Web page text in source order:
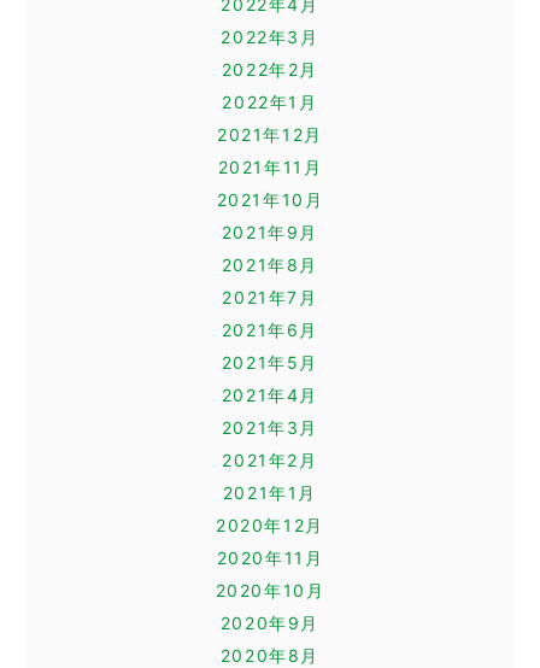
2022年4月
2022年3月
2022年2月
2022年1月
2021年12月
2021年11月
2021年10月
2021年9月
2021年8月
2021年7月
2021年6月
2021年5月
2021年4月
2021年3月
2021年2月
2021年1月
2020年12月
2020年11月
2020年10月
2020年9月
2020年8月